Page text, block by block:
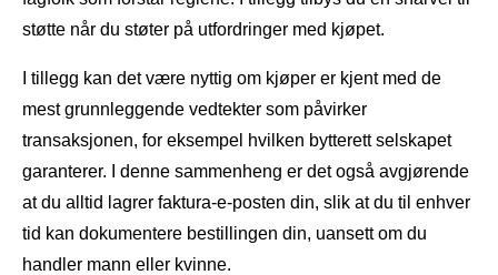
støtte når du støter på utfordringer med kjøpet.
I tillegg kan det være nyttig om kjøper er kjent med de
mest grunnleggende vedtekter som påvirker
transaksjonen, for eksempel hvilken bytterett selskapet
garanterer. I denne sammenheng er det også avgjørende
at du alltid lagrer faktura-e-posten din, slik at du til enhver
tid kan dokumentere bestillingen din, uansett om du
handler mann eller kvinne.